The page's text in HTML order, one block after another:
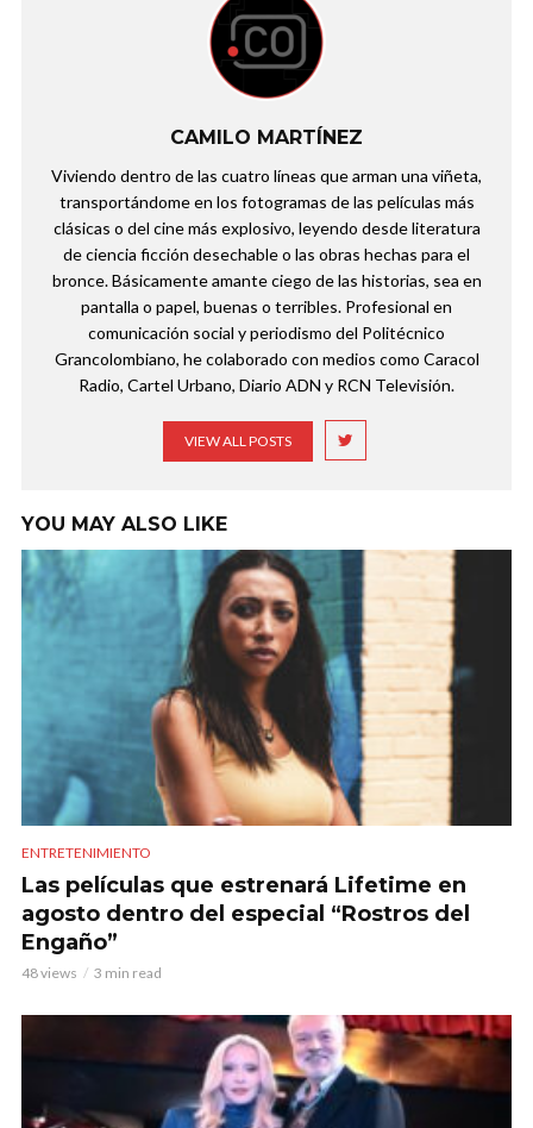
CAMILO MARTÍNEZ
Viviendo dentro de las cuatro líneas que arman una viñeta,
transportándome en los fotogramas de las películas más
clásicas o del cine más explosivo, leyendo desde literatura
de ciencia ficción desechable o las obras hechas para el
bronce. Básicamente amante ciego de las historias, sea en
pantalla o papel, buenas o terribles. Profesional en
comunicación social y periodismo del Politécnico
Grancolombiano, he colaborado con medios como Caracol
Radio, Cartel Urbano, Diario ADN y RCN Televisión.
VIEW ALL POSTS
YOU MAY ALSO LIKE
ENTRETENIMIENTO
Las películas que estrenará Lifetime en
agosto dentro del especial “Rostros del
Engaño”
48 views 3 min read